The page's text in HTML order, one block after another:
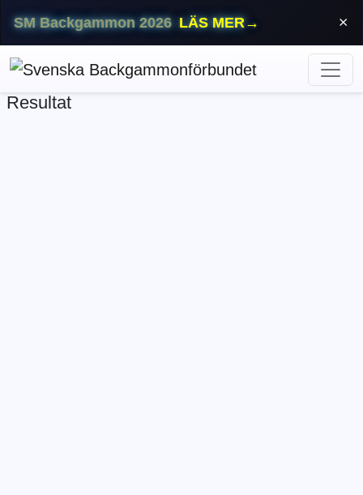
SM Backgammon 2026 LÄS MER→ ⨯
Resultat